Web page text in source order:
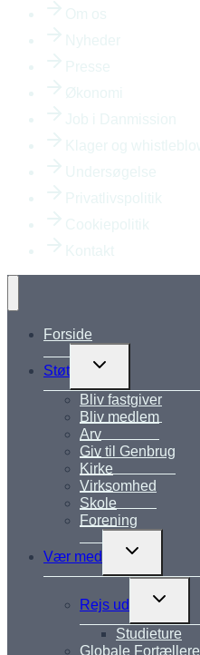
Forside
Støt
Skift
Bliv fastgiver
Bliv medlem
Arv
Giv til Genbrug
Kirke
Virksomhed
Skole
Forening
Vær med
Skift
Rejs ud
Skift
Studieture
Globale Fortællere